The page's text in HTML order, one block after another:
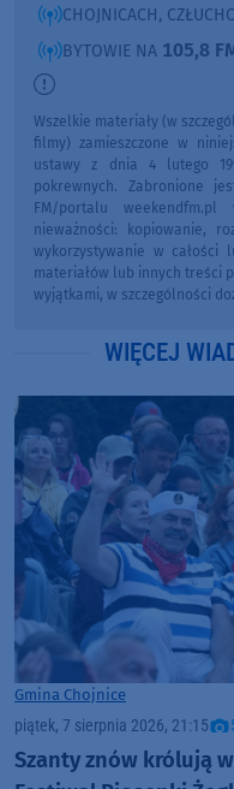
CHOJNICACH,
BYTOWIE NA 105,8
Wszelkie materiały (w
filmy) zamieszczone w
ustawy z dnia 4 lutego
pokrewnych. Zabronione
FM/portalu
nieważności: kopiowanie,
wykorzystywanie w całości
materiałów lub innych treści
wyjątkami, w szczególności
WIĘCEJ
Gmina Chojnice
piątek, 7 sierpnia 2026, 21:15
Szanty znów królują